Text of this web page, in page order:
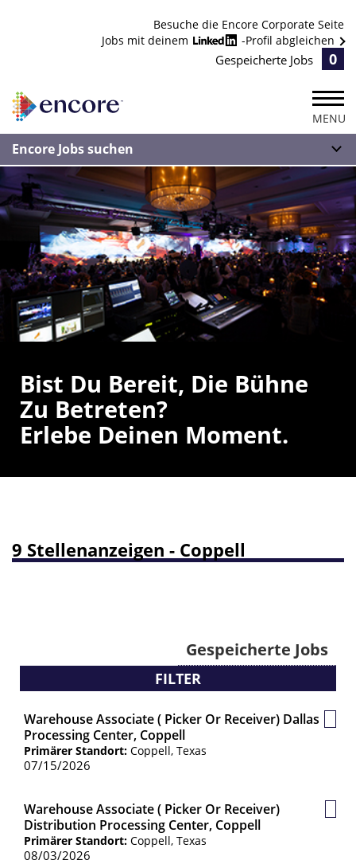
Besuche die Encore Corporate Seite
Jobs mit deinem
-Profil abgleichen
Gespeicherte Jobs 0
MENU
Encore Jobs suchen
Bist Du Bereit, Die Bühne
Zu Betreten?
Erlebe Deinen Moment.
9 Stellenanzeigen - Coppell
Gespeicherte Jobs
FILTER
Warehouse Associate ( Picker Or Receiver) Dallas
Processing Center, Coppell
Primärer Standort: Coppell, Texas
07/15/2026
Warehouse Associate ( Picker Or Receiver)
Distribution Processing Center, Coppell
Primärer Standort: Coppell, Texas
08/03/2026